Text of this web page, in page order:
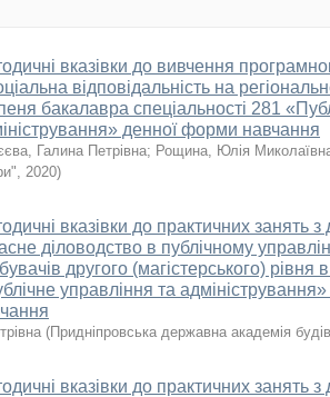
вказівки до вивчення
відповідальність на
бакалавра спеціальності 281
денної форми навчання
Галина Петрівна; Рощина, Юлія
, 2020)
вказівки до практичних занять
діловодство в публічному
другого (магістерського) рівня
управління та
(Придніпровська державна академія
вказівки до практичних занять